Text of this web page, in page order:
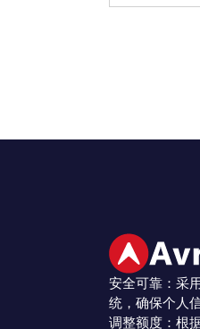
安全可靠：采
统，确保个人
调整额度：根